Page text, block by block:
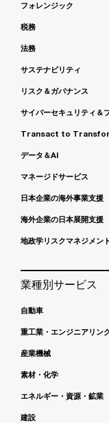
フォレンジック
税務
法務
サステナビリティ
リスク＆ガバナンス
サイバーセキュリティ＆
Transact to
データ＆AI
マネージドサービス
日本企業の海外事業支援
海外企業の日本展開支援
地政学リスクマネジメン
業種別サービス
自動車
重工業・エンジニアリン
産業機械
素材・化学
エネルギー・資源・鉱業
建設